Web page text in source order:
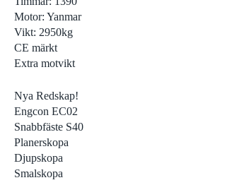
Motor: Yanmar
Vikt: 2950kg
CE märkt
Extra motvikt
Nya Redskap!
Engcon EC02
Snabbfäste S40
Planerskopa
Djupskopa
Smalskopa